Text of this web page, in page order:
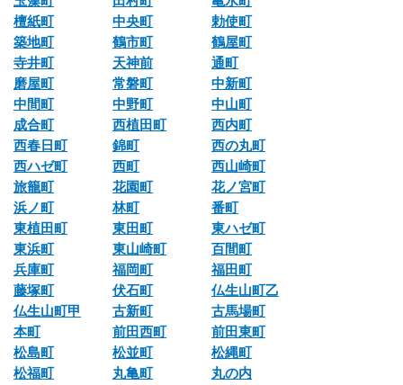
檀紙町
中央町
勅使町
築地町
鶴市町
鶴屋町
寺井町
天神前
通町
磨屋町
常磐町
中新町
中間町
中野町
中山町
成合町
西植田町
西内町
西春日町
錦町
西の丸町
西ハゼ町
西町
西山崎町
旅籠町
花園町
花ノ宮町
浜ノ町
林町
番町
東植田町
東田町
東ハゼ町
東浜町
東山崎町
百間町
兵庫町
福岡町
福田町
藤塚町
伏石町
仏生山町乙
仏生山町甲
古新町
古馬場町
本町
前田西町
前田東町
松島町
松並町
松縄町
松福町
丸亀町
丸の内